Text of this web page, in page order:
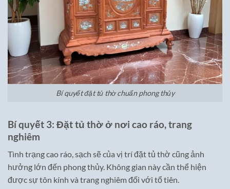
Bí quyết đặt tủ thờ chuẩn phong thủy
Bí quyết 3: Đặt tủ thờ ở nơi cao ráo, trang
nghiêm
Tình trạng cao ráo, sạch sẽ của vị trí đặt tủ thờ cũng ảnh
hưởng lớn đến phong thủy. Không gian này cần thể hiện
được sự tôn kính và trang nghiêm đối với tổ tiên.